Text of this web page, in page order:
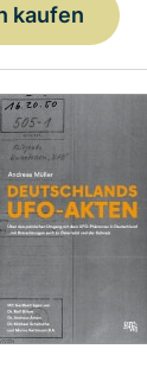
kaufen